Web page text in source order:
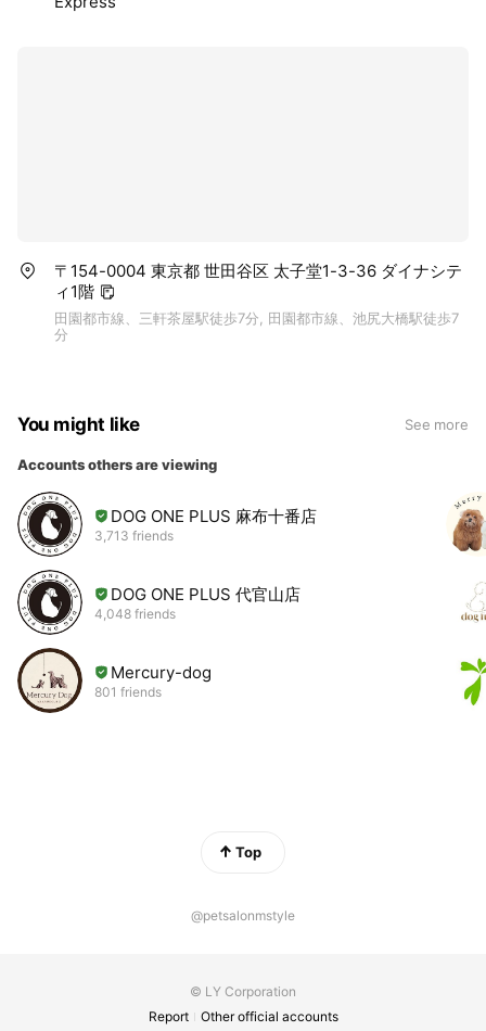
〒154-0004 東京都 世田谷区 太子堂1-3-36 ダイナシテ
ィ1階
田園都市線、三軒茶屋駅徒歩7分, 田園都市線、池尻大橋駅徒歩7
分
You might like See more
Accounts others are viewing
DOG ONE PLUS 麻布十番店
3,713 friends
DOG ONE PLUS 代官山店
4,048 friends
Mercury-dog
801 friends
Top
@petsalonmstyle
© LY Corporation
Report
Other official accounts